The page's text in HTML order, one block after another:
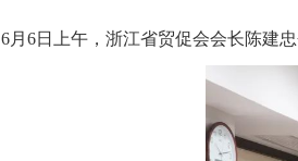
6月6日上午，浙江省贸促会会长陈建